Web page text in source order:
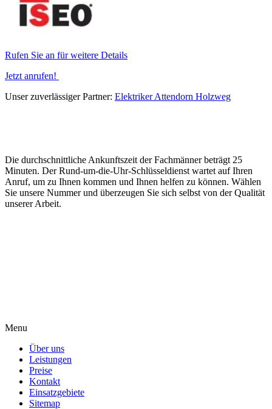
Rufen Sie an für weitere Details
Jetzt anrufen!
Unser zuverlässiger Partner: Elektriker Attendorn Holzweg
Die durchschnittliche Ankunftszeit der Fachmänner beträgt 25
Minuten. Der Rund-um-die-Uhr-Schlüsseldienst wartet auf Ihren
Anruf, um zu Ihnen kommen und Ihnen helfen zu können. Wählen
Sie unsere Nummer und überzeugen Sie sich selbst von der Qualität
unserer Arbeit.
Menu
Über uns
Leistungen
Preise
Kontakt
Einsatzgebiete
Sitemap